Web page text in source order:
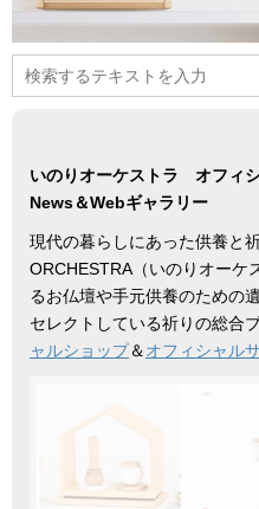
いのりオーケストラ オフィ
News＆Webギャラリー
現代の暮らしにあった供養と
ORCHESTRA（いのりオーケ
るお仏壇や手元供養のための
セレクトしている祈りの総合
ャルショップ＆ オフィシャル